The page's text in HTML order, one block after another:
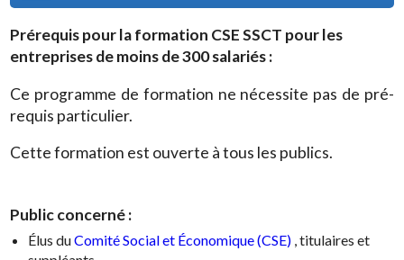
Prérequis pour la formation CSE SSCT pour les
entreprises de moins de 300 salariés:
Ce programme de formation ne nécessite pas de pré-
requis particulier.
Cette formation est ouverte à tous les publics.
Public concerné :
Élus duComité Social et Économique (CSE) , titulaires et